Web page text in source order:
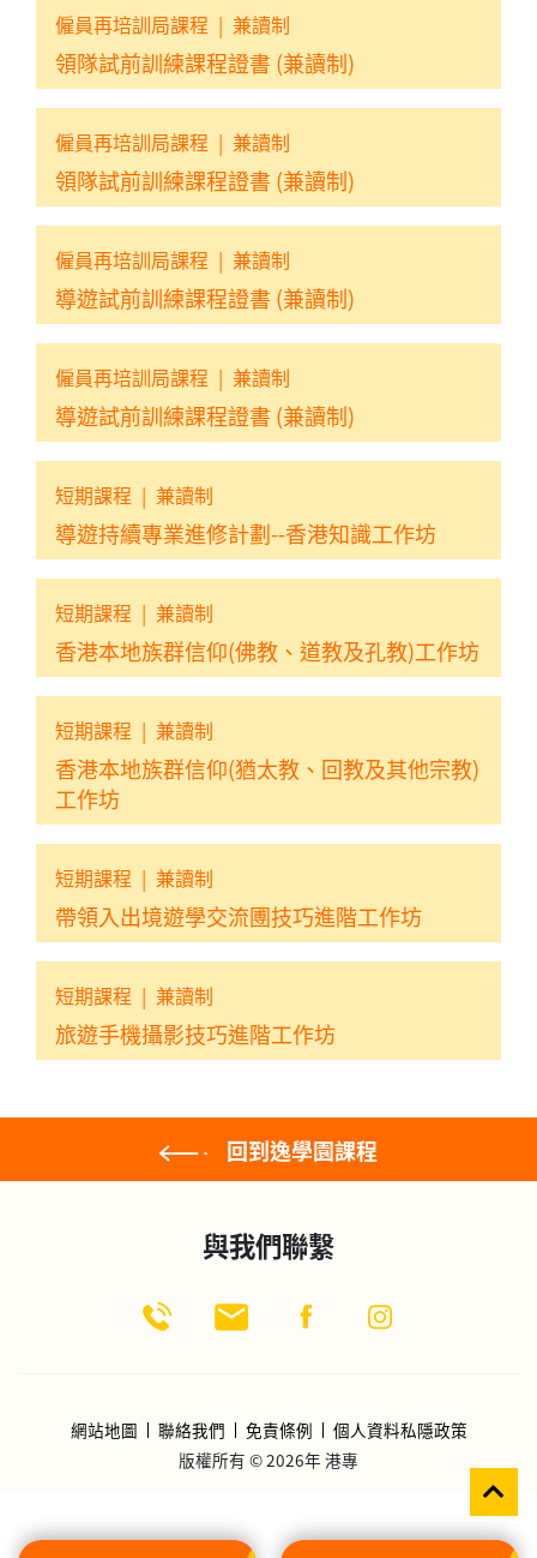
僱員再培訓局課程 | 兼讀制
領隊試前訓練課程證書 (兼讀制)
僱員再培訓局課程 | 兼讀制
領隊試前訓練課程證書 (兼讀制)
僱員再培訓局課程 | 兼讀制
導遊試前訓練課程證書 (兼讀制)
僱員再培訓局課程 | 兼讀制
導遊試前訓練課程證書 (兼讀制)
短期課程 | 兼讀制
導遊持續專業進修計劃--香港知識工作坊
短期課程 | 兼讀制
香港本地族群信仰(佛教、道教及孔教)工作坊
短期課程 | 兼讀制
香港本地族群信仰(猶太教、回教及其他宗教)
工作坊
短期課程 | 兼讀制
帶領入出境遊學交流圑技巧進階工作坊
短期課程 | 兼讀制
旅遊手機攝影技巧進階工作坊
回到逸學園課程
與我們聯繫
網站地圖 聯絡我們 免責條例
個人資料私隱政策
版權所有 © 2026年 港專